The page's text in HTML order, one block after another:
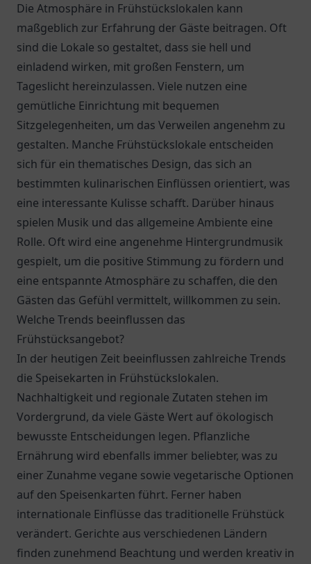
Die Atmosphäre in Frühstückslokalen kann
maßgeblich zur Erfahrung der Gäste beitragen. Oft
sind die Lokale so gestaltet, dass sie hell und
einladend wirken, mit großen Fenstern, um
Tageslicht hereinzulassen. Viele nutzen eine
gemütliche Einrichtung mit bequemen
Sitzgelegenheiten, um das Verweilen angenehm zu
gestalten. Manche Frühstückslokale entscheiden
sich für ein thematisches Design, das sich an
bestimmten kulinarischen Einflüssen orientiert, was
eine interessante Kulisse schafft. Darüber hinaus
spielen Musik und das allgemeine Ambiente eine
Rolle. Oft wird eine angenehme Hintergrundmusik
gespielt, um die positive Stimmung zu fördern und
eine entspannte Atmosphäre zu schaffen, die den
Gästen das Gefühl vermittelt, willkommen zu sein.
Welche Trends beeinflussen das
Frühstücksangebot?
In der heutigen Zeit beeinflussen zahlreiche Trends
die Speisekarten in Frühstückslokalen.
Nachhaltigkeit und regionale Zutaten stehen im
Vordergrund, da viele Gäste Wert auf ökologisch
bewusste Entscheidungen legen. Pflanzliche
Ernährung wird ebenfalls immer beliebter, was zu
einer Zunahme vegane sowie vegetarische Optionen
auf den Speisenkarten führt. Ferner haben
internationale Einflüsse das traditionelle Frühstück
verändert. Gerichte aus verschiedenen Ländern
finden zunehmend Beachtung und werden kreativ in